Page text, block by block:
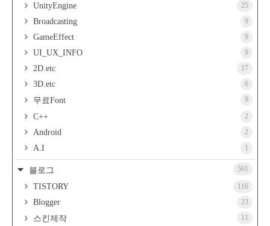
UnityEngine 25
Broadcasting 9
GameEffect 9
UI_UX_INFO 9
2D.etc 17
3D.etc 6
무료Font 9
C++ 2
Android 2
A.I 1
블로그 561
TISTORY 116
Blogger 23
스킨제작 11